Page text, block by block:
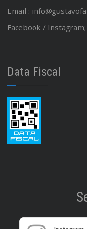
Email :
Facebook /
Data Fiscal